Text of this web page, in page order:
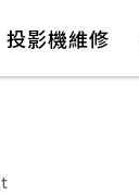
投影機維修